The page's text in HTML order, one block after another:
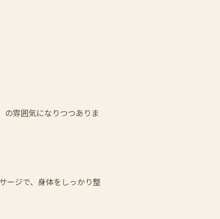
の雰囲気になりつつありま
ージで、身体をしっかり整